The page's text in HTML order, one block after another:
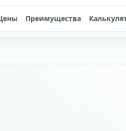
Преимущества